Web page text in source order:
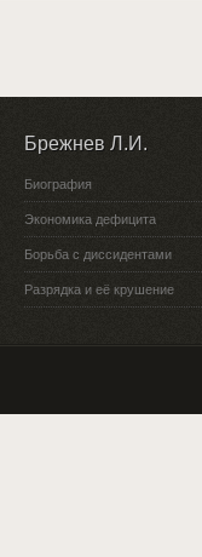
Брежнев Л.И.
Биография
Экономика дефицита
Борьба с диссидентами
Разрядка и её крушение